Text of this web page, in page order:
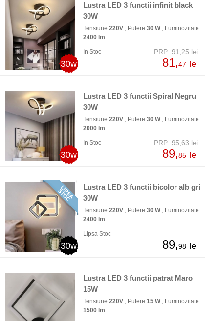
30w
Lustra LED 3 functii infinit black
30W
Tensiune 220V , Putere 30 W, Luminozitate
2400 lm
In Stoc PRP: 91,25 lei
81,47 lei
30w
Lustra LED 3 functii Spiral Negru
30W
Tensiune 220V , Putere 30 W, Luminozitate
2000 lm
In Stoc PRP: 95,63 lei
89,85 lei
30w
Lustra LED 3 functii bicolor alb gri
30W
Tensiune 220V , Putere 30 W, Luminozitate
2400 lm
Lipsa Stoc
89,98 lei
Lustra LED 3 functii patrat Maro
15W
Tensiune 220V , Putere 15 W, Luminozitate
1500 lm